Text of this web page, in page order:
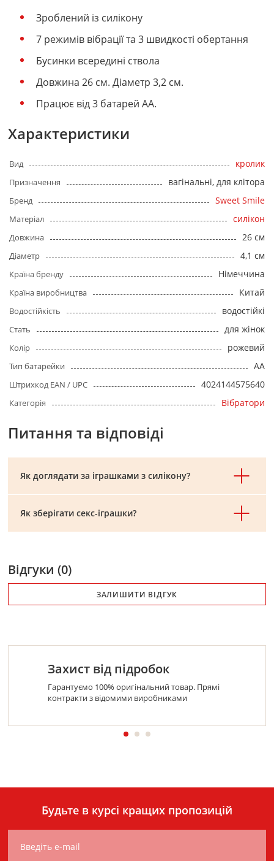
Зроблений із силікону
7 режимів вібрації та 3 швидкості обертання
Бусинки всередині ствола
Довжина 26 см. Діаметр 3,2 см.
Працює від 3 батарей АА.
Характеристики
Вид кролик
Призначення вагінальні, для клітора
Бренд Sweet Smile
Матеріал силікон
Довжина 26 см
Діаметр 4,1 см
Країна бренду Німеччина
Країна виробництва Китай
Водостійкість водостійкі
Стать для жінок
Колір рожевий
Тип батарейки AA
Штрихкод EAN / UPC 4024144575640
Категорія Вібратори
Питання та відповіді
Як доглядати за іграшками з силікону?
Як зберігати секс-іграшки?
Відгуки (0)
ЗАЛИШИТИ ВІДГУК
Захист від підробок
Гарантуємо 100% оригінальний товар. Прямі
контракти з відомими виробниками
Будьте в курсі кращих пропозицій
Введіть e-mail